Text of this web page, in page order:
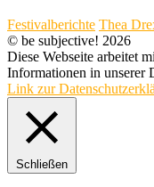
Festivalberichte Thea
© be subjective! 2026
Diese Webseite arbeitet
Informationen in unserer
Link zur
Schließen